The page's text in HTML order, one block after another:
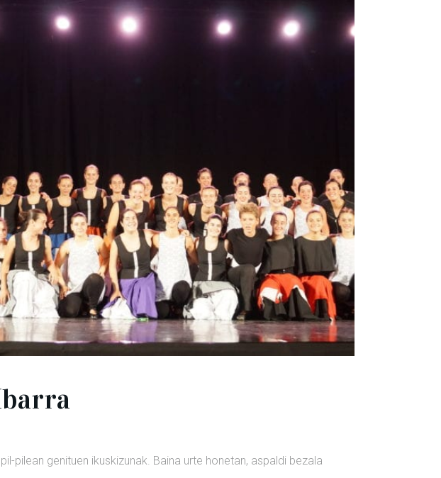
pilean genituen ikuskizunak. Baina urte honetan, aspaldi bezala